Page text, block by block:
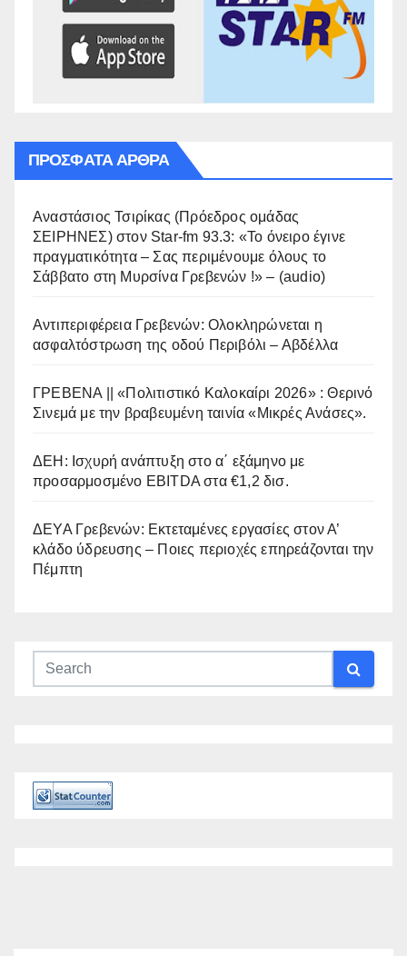
ΠΡΌΣΦΑΤΑ ΆΡΘΡΑ
Αναστάσιος Τσιρίκας (Πρόεδρος ομάδας
ΣΕΙΡΗΝΕΣ) στον Star-fm 93.3: «Το όνειρο έγινε
πραγματικότητα – Σας περιμένουμε όλους το
Σάββατο στη Μυρσίνα Γρεβενών !» – (audio)
Αντιπεριφέρεια Γρεβενών: Ολοκληρώνεται η
ασφαλτόστρωση της οδού Περιβόλι – Αβδέλλα
ΓΡΕΒΕΝΑ || «Πολιτιστικό Καλοκαίρι 2026» : Θερινό
Σινεμά με την βραβευμένη ταινία «Μικρές Ανάσες».
ΔΕΗ: Ισχυρή ανάπτυξη στο α΄ εξάμηνο με
προσαρμοσμένο EBITDA στα €1,2 δισ.
ΔΕΥΑ Γρεβενών: Εκτεταμένες εργασίες στον Α’
κλάδο ύδρευσης – Ποιες περιοχές επηρεάζονται την
Πέμπτη